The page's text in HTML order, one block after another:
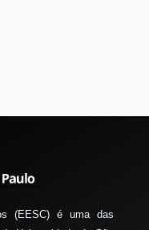
(EESC) é uma das